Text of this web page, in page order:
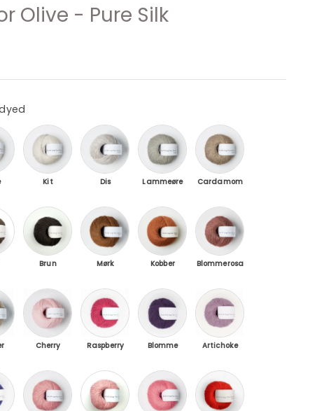
Olive - Pure Silk
/ CreamKit / Putty
Kit
Dis / Haze
Dis
Lammeøre / Lamb's Ears
Lammeøre
Cardamom /
Cardamom
BarkBrun Bjørn / Brown bear
Brun
Mørk Cognac /Dark Cognac
Mørk
Kobber / Copper
Kobber
Blommerosa / Plum
Blommerosa
/ Powder
Cherry Blossom
Cherry
Raspberry Red
Raspberry
Blomme / Plum
Blomme
Artichoke Purple
Artichoke
Purple
anemone / French Anemone
Rabarbersaft / Rhubarb Juice
Valmuerosa / Poppy Rose
Hindbærpink / Raspberry Pink
Blodappelsin / Blood